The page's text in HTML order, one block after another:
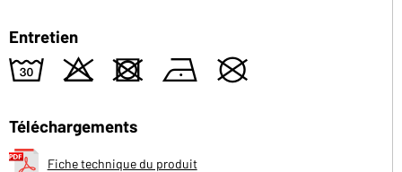
Entretien
w o d n U
Téléchargements
Fiche technique du produit